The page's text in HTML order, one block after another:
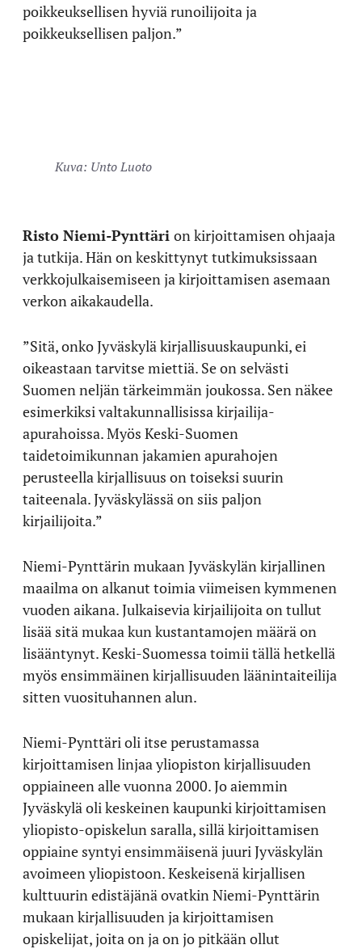
poikkeuksellisen hyviä runoilijoita ja
poikkeuksellisen paljon.”
Kuva: Unto Luoto
Risto Niemi-Pynttäri on kirjoittamisen ohjaaja
ja tutkija. Hän on keskittynyt tutkimuksissaan
verkkojulkaisemiseen ja kirjoittamisen asemaan
verkon aikakaudella.
”Sitä, onko Jyväskylä kirjallisuuskaupunki, ei
oikeastaan tarvitse miettiä. Se on selvästi
Suomen neljän tärkeimmän joukossa. Sen näkee
esimerkiksi valtakunnallisissa kirjailija-
apurahoissa. Myös Keski-Suomen
taidetoimikunnan jakamien apurahojen
perusteella kirjallisuus on toiseksi suurin
taiteenala. Jyväskylässä on siis paljon
kirjailijoita.”
Niemi-Pynttärin mukaan Jyväskylän kirjallinen
maailma on alkanut toimia viimeisen kymmenen
vuoden aikana. Julkaisevia kirjailijoita on tullut
lisää sitä mukaa kun kustantamojen määrä on
lisääntynyt. Keski-Suomessa toimii tällä hetkellä
myös ensimmäinen kirjallisuuden läänintaiteilija
sitten vuosituhannen alun.
Niemi-Pynttäri oli itse perustamassa
kirjoittamisen linjaa yliopiston kirjallisuuden
oppiaineen alle vuonna 2000. Jo aiemmin
Jyväskylä oli keskeinen kaupunki kirjoittamisen
yliopisto-opiskelun saralla, sillä kirjoittamisen
oppiaine syntyi ensimmäisenä juuri Jyväskylän
avoimeen yliopistoon. Keskeisenä kirjallisen
kulttuurin edistäjänä ovatkin Niemi-Pynttärin
mukaan kirjallisuuden ja kirjoittamisen
opiskelijat, joita on ja on jo pitkään ollut